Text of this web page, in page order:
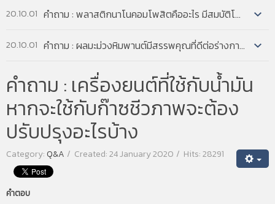
ก่อนวัยอันควร และผิวหนังเป็นผื่นตกสะเก็ด การขาดไบโอตินส่วนใหญ่มักจะเกิดใ
20.10.01 คำถาม : พลาสติกนาโนคอมโพสิตคืออะไร มีสมบัติโดดเด่นอย่างไร...
ประกอบของอนุภาคขนาดเล็กมากระดับนาโนเป็นสัดส่วน 2-10% โดยน้ำหนัก โดย
20.10.01 คำถาม : ผลมะม่วงหิมพานต์มีสรรพคุณที่ดีต่อร่างกายอย่างไรบ้าง...
ผลมะม่วงหิมพานต์มีสารอะนาคาร์ดิค แอซิด ที่ต่อต้านการเจริญของเนื้องอก
มะเร็งเต้านม ได้อย่างมีนัยสำคัญ
ผลมะม่วงหิมพานต์มีสารคาร์ดอล
คำถาม : เครื่องยนต์ที่ใช้กับน้ำมัน
หากจะใช้กับก๊าซชีวภาพจะต้อง
ปรับปรุงอะไรบ้าง
Category:Q&A Created: 24 January 2020 Hits: 28291
คำตอบ